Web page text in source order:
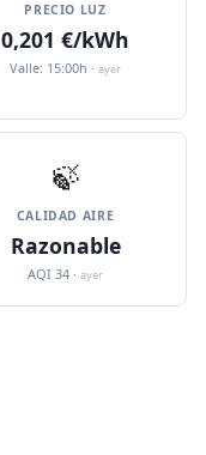
PRECIO LUZ
0,201 €/kWh
Valle: 15:00h · ayer
🍃
CALIDAD AIRE
Razonable
AQI 34 · ayer